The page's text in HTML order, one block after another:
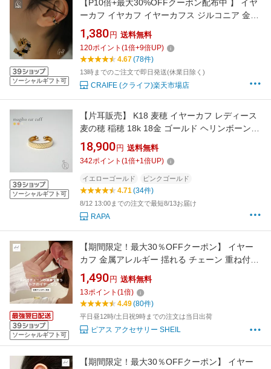
ソーシャルギフト可
【P10倍+最大30%OFFクーポン配布中 】 イヤ
ーカフ イヤカフ イヤーカフス ジルコニア 金属
アレルギー対応 18K ニッケルフリー レディー
ス 大人 個性的 モダン かわいい エレガント ジ
ュエリー ゴールド 片耳用 送料無料 プチプライ
ス高見え CRAIFE
1,380 円 送料無料
120ポイント (1倍+9倍UP)
4.67(78件)
13時までのご注文で即日発送(休業日除く)
CRAIFE (クライフ)楽天市場店
ソーシャルギフト可
【片耳販売】 K18 麦穂 イヤーカフ レディース
麦の穂 稲穂 18k 18金 ゴールド ヘリンボーン
フープピアス イヤーカフス イヤカフ ウェアリ
ング イヤリング 地金 シンプル 女性用 プレゼン
ト ギフト 送料無料 金属アレルギー対応 ラパ
18,900 円 送料無料
342ポイント (1倍+1倍UP)
イエローゴールド ピンクゴールド
4.71(34件)
8/12 13:00までの注文で最短8/13お届け
RAPA
ソーシャルギフト可
【期間限定！最大30％OFFクーポン】 イヤー
カフ 金属アレルギー 揺れる チェーン 重ね付け
大ぶり イヤカフ 片耳用 レディース ストーン シ
ンプル 大人 上品 可愛い 人気 トレンド 金属ア
レルギー対応 きれいめ 可愛い
1,490 円 送料無料
13ポイント (1倍)
4.49(80件)
平日昼12時/土日祝9時までの注文は当日出荷
ピアス アクセサリー SHEIL
【期間限定！最大30％OFFクーポン】 イヤー